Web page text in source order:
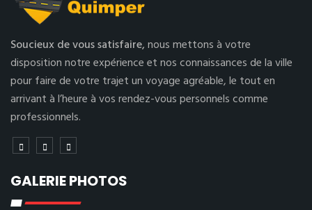
Soucieux de vous satisfaire,nous mettons à votre
disposition notre expérience et nos connaissances de la ville
pour faire de votre trajet un voyage agréable, le tout en
arrivant à l’heure à vos rendez-vous personnels comme
professionnels.
GALERIE PHOTOS